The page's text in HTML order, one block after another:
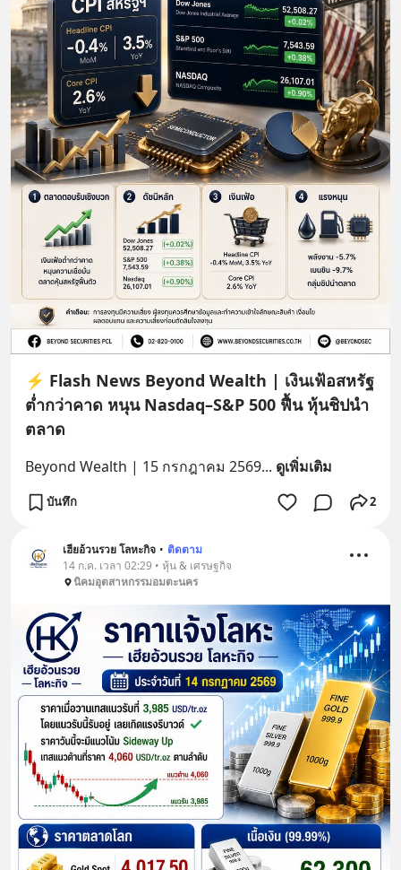
⚡ Flash News Beyond Wealth | เงินเฟ้อสหรัฐ
ต่ำกว่าคาด หนุน Nasdaq–S&P 500 ฟื้น หุ้นชิปนำ
ตลาด
Beyond Wealth | 15 กรกฎาคม 2569... ดูเพิ่มเติม
บันทึก 2
เฮียอ้วนรวย โลหะกิจ • ติดตาม
14 ก.ค. เวลา 02:29 • หุ้น & เศรษฐกิจ
นิคมอุตสาหกรรมอมตะนคร